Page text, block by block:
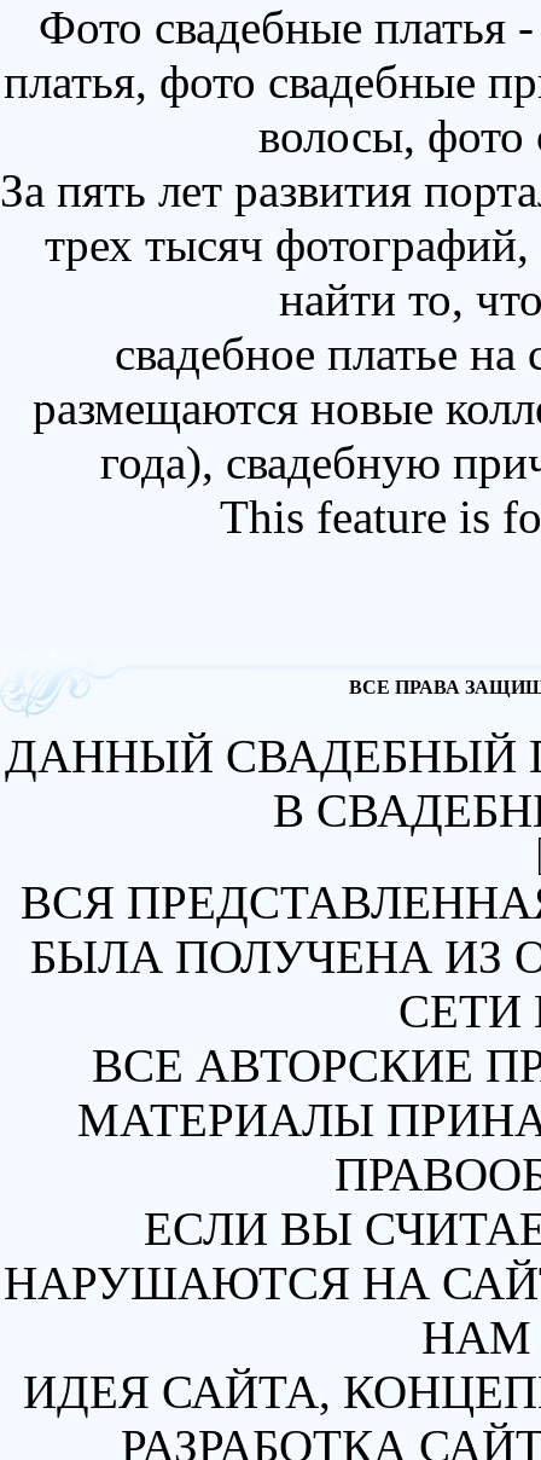
Фото свадебные
платья, фото свадебные
волосы,
За пять лет развития
трех тысяч
найти то,
свадебное платье
размещаются новые
года), свадебную
This feature is
ВСЕ ПРАВА
ДАННЫЙ СВАДЕБНЫЙ
В
ВСЯ
БЫЛА ПОЛУЧЕНА ИЗ
СЕТИ
ВСЕ АВТОРСКИЕ
МАТЕРИАЛЫ
ЕСЛИ ВЫ
НАРУШАЮТСЯ НА
НАМ
ИДЕЯ САЙТА,
РАЗРАБОТКА